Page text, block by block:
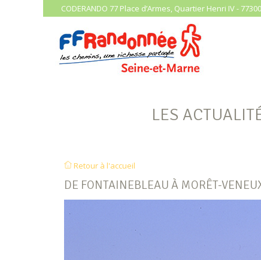
CODERANDO 77 Place d’Armes, Quartier Henri IV -
LES
Retour à l'accueil
DE FONTAINEBLEAU À MORÊT-